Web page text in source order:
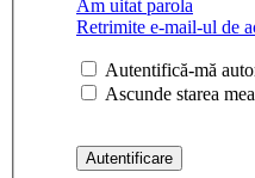
Am uitat parola
Retrimite e-mail-ul de
Autentifică-mă
Ascunde starea